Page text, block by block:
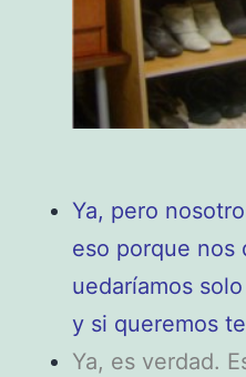
Ya, pero
eso porque nos
uedaríamos
y si queremos
Ya, es verdad.